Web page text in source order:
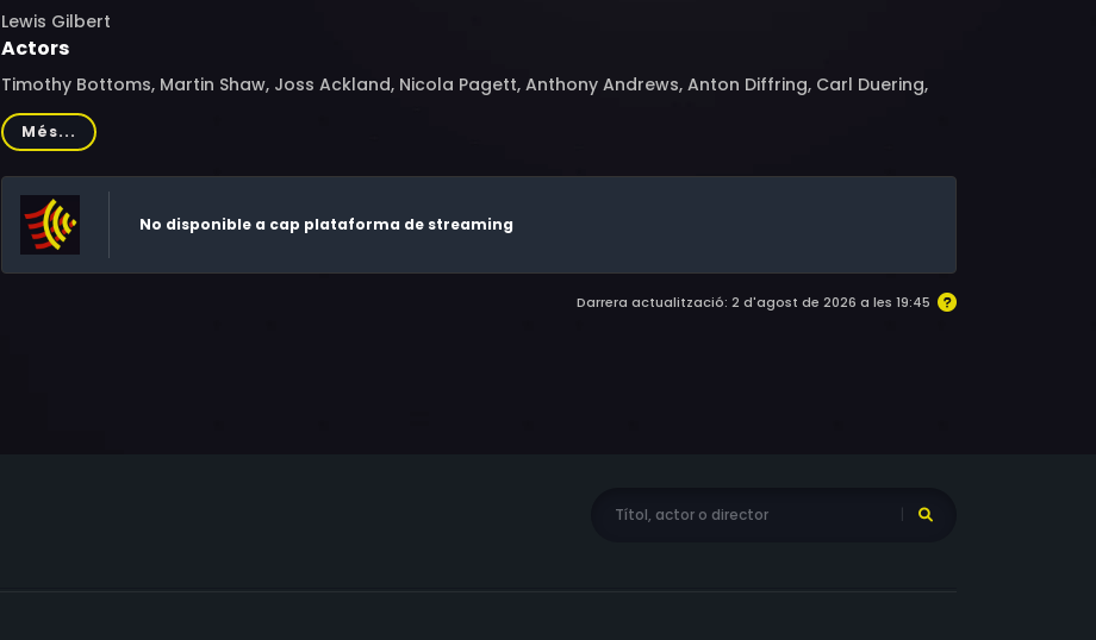
Lewis Gilbert
Actors
Timothy Bottoms, Martin Shaw, Joss Ackland, Nicola Pagett, Anthony Andrews, Anton Diffring, Carl Duering,
Cyril Shaps, Nigel Stock, Diana Coupland, Ronald Radd, Kim Fortune, Ray Smith, George Sewell, Kika Markham,
Frank Gatliff, Aubrey Woods, Reinhard Kolldehoff, Pavla Matejovska, Philip Madoc, Vernon Dobtcheff, Cyril
Cross, Jiří Krampol, Radoslav Dubanský, Neil McCarthy, Gertan Klauber, William Lucas, Josef Abrhám, John
Abineri, Josef Laufer, Jaroslav Drbohlav, Vítězslav Jandák
Més...
No disponible a cap plataforma de streaming
Darrera actualització: 2 d'agost de 2026 a les 19:45